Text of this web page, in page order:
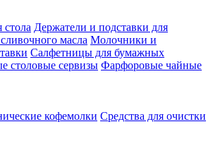
стола Держатели и подставки для
масла Молочники и
Салфетницы для бумажных
столовые сервизы Фарфоровые чайные
кофемолки Средства для очистки